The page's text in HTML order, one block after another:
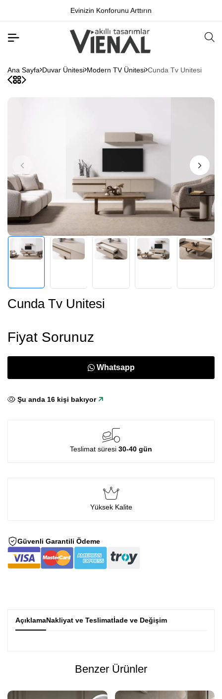
Evinizin Konforunu Arttırın
Ana Sayfa Duvar Ünitesi Modern TV Ünitesi Cunda Tv Unitesi
Cunda Tv Unitesi
Fiyat Sorunuz
Whatsapp
Şu anda 16 kişi bakıyor
Teslimat süresi 30-40 gün
Yüksek Kalite
Güvenli Garantili Ödeme
AçıklamaNakliyat ve Teslimatİade ve Değişim
Benzer Ürünler